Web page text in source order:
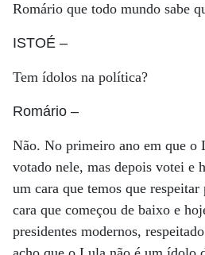
Romário que todo mundo sabe
ISTOÉ –
Tem ídolos na política?
Romário –
Não. No primeiro ano em que o
votado nele, mas depois votei e
um cara que temos que
cara que começou de baixo e
presidentes modernos,